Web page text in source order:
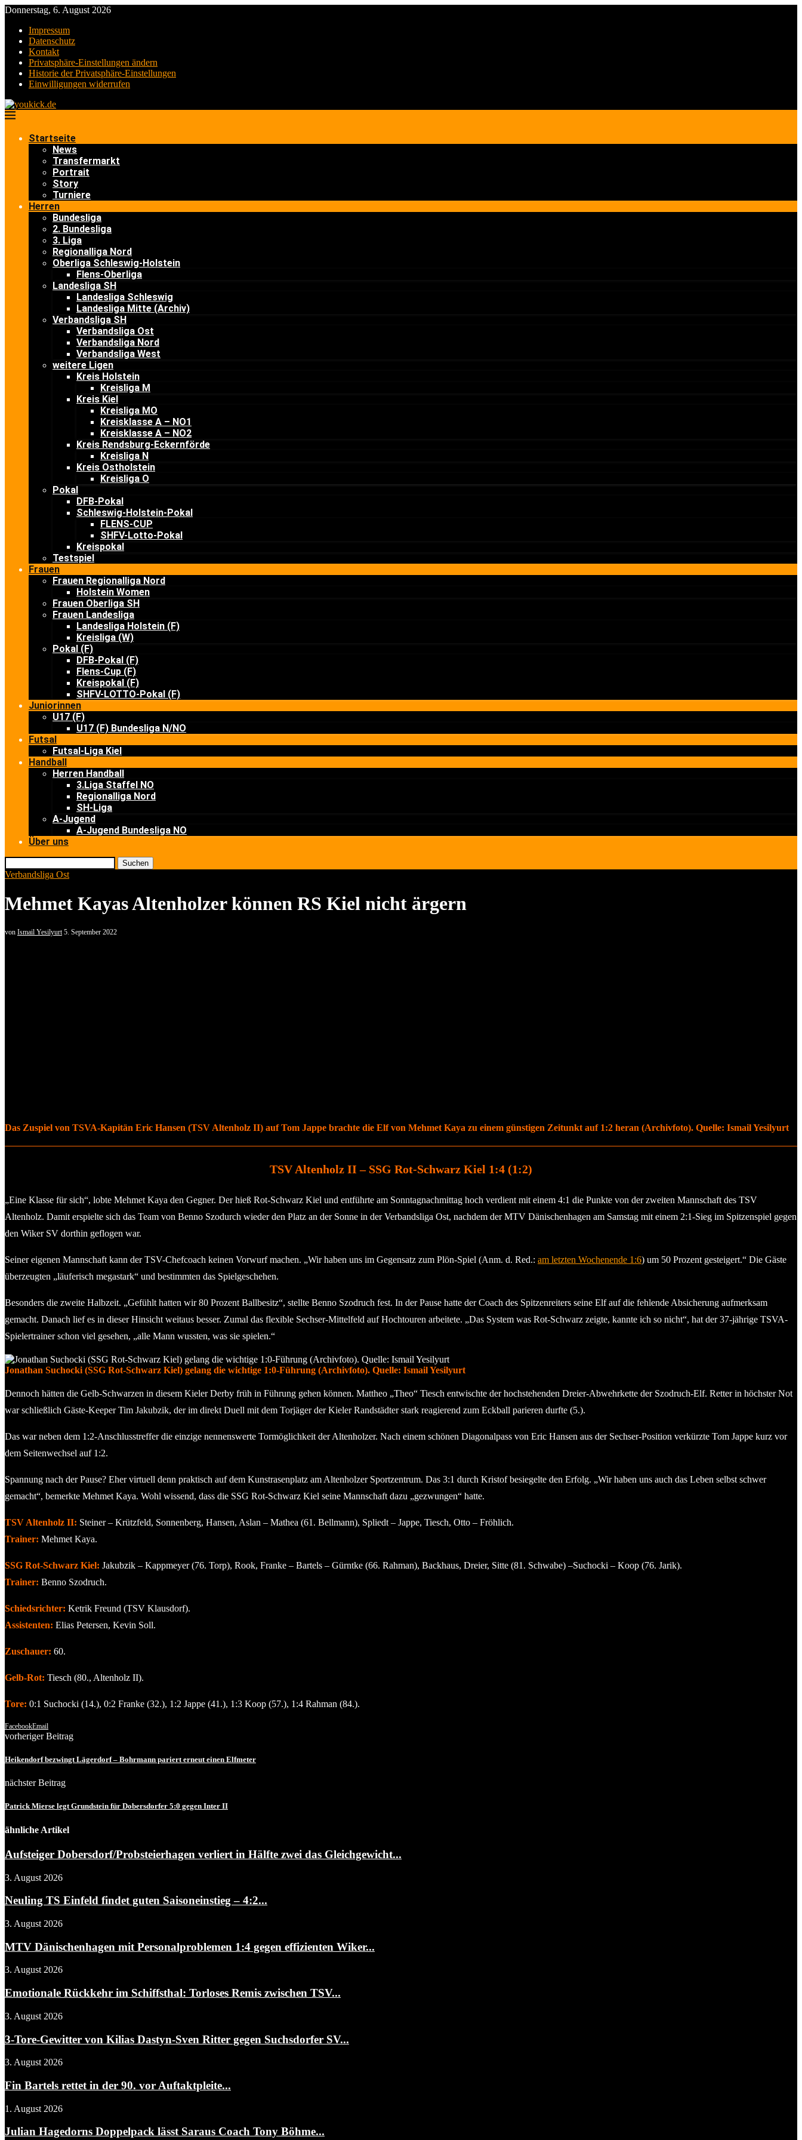
Donnerstag, 6. August 2026
Impressum
Datenschutz
Kontakt
Privatsphäre-Einstellungen ändern
Historie der Privatsphäre-Einstellungen
Einwilligungen widerrufen
Startseite
News
Transfermarkt
Portrait
Story
Turniere
Herren
Bundesliga
2. Bundesliga
3. Liga
Regionalliga Nord
Oberliga Schleswig-Holstein
Flens-Oberliga
Landesliga SH
Landesliga Schleswig
Landesliga Mitte (Archiv)
Verbandsliga SH
Verbandsliga Ost
Verbandsliga Nord
Verbandsliga West
weitere Ligen
Kreis Holstein
Kreisliga M
Kreis Kiel
Kreisliga MO
Kreisklasse A – NO1
Kreisklasse A – NO2
Kreis Rendsburg-Eckernförde
Kreisliga N
Kreis Ostholstein
Kreisliga O
Pokal
DFB-Pokal
Schleswig-Holstein-Pokal
FLENS-CUP
SHFV-Lotto-Pokal
Kreispokal
Testspiel
Frauen
Frauen Regionalliga Nord
Holstein Women
Frauen Oberliga SH
Frauen Landesliga
Landesliga Holstein (F)
Kreisliga (W)
Pokal (F)
DFB-Pokal (F)
Flens-Cup (F)
Kreispokal (F)
SHFV-LOTTO-Pokal (F)
Juniorinnen
U17 (F)
U17 (F) Bundesliga N/NO
Futsal
Futsal-Liga Kiel
Handball
Herren Handball
3.Liga Staffel NO
Regionalliga Nord
SH-Liga
A-Jugend
A-Jugend Bundesliga NO
Über uns
Suchen
Verbandsliga Ost
Mehmet Kayas Altenholzer können RS Kiel nicht ärgern
von Ismail Yesilyurt 5. September 2022
Das Zuspiel von TSVA-Kapitän Eric Hansen (TSV Altenholz II) auf Tom Jappe brachte die Elf von Mehmet Kaya zu einem günstigen Zeitunkt auf 1:2 heran (Archivfoto). Quelle: Ismail Yesilyurt
TSV Altenholz II – SSG Rot-Schwarz Kiel 1:4 (1:2)
„Eine Klasse für sich“, lobte Mehmet Kaya den Gegner. Der hieß Rot-Schwarz Kiel und entführte am Sonntagnachmittag hoch verdient mit einem 4:1 die Punkte von der zweiten Mannschaft des TSV
Altenholz. Damit erspielte sich das Team von Benno Szodurch wieder den Platz an der Sonne in der Verbandsliga Ost, nachdem der MTV Dänischenhagen am Samstag mit einem 2:1-Sieg im Spitzenspiel gegen
den Wiker SV dorthin geflogen war.
Seiner eigenen Mannschaft kann der TSV-Chefcoach keinen Vorwurf machen. „Wir haben uns im Gegensatz zum Plön-Spiel (Anm. d. Red.: am letzten Wochenende 1:6) um 50 Prozent gesteigert.“ Die Gäste
überzeugten „läuferisch megastark“ und bestimmten das Spielgeschehen.
Besonders die zweite Halbzeit. „Gefühlt hatten wir 80 Prozent Ballbesitz“, stellte Benno Szodruch fest. In der Pause hatte der Coach des Spitzenreiters seine Elf auf die fehlende Absicherung aufmerksam
gemacht. Danach lief es in dieser Hinsicht weitaus besser. Zumal das flexible Sechser-Mittelfeld auf Hochtouren arbeitete. „Das System was Rot-Schwarz zeigte, kannte ich so nicht“, hat der 37-jährige TSVA-
Spielertrainer schon viel gesehen, „alle Mann wussten, was sie spielen.“
Jonathan Suchocki (SSG Rot-Schwarz Kiel) gelang die wichtige 1:0-Führung (Archivfoto). Quelle: Ismail Yesilyurt
Dennoch hätten die Gelb-Schwarzen in diesem Kieler Derby früh in Führung gehen können. Mattheo „Theo“ Tiesch entwischte der hochstehenden Dreier-Abwehrkette der Szodruch-Elf. Retter in höchster Not
war schließlich Gäste-Keeper Tim Jakubzik, der im direkt Duell mit dem Torjäger der Kieler Randstädter stark reagierend zum Eckball parieren durfte (5.).
Das war neben dem 1:2-Anschlusstreffer die einzige nennenswerte Tormöglichkeit der Altenholzer. Nach einem schönen Diagonalpass von Eric Hansen aus der Sechser-Position verkürzte Tom Jappe kurz vor
dem Seitenwechsel auf 1:2.
Spannung nach der Pause? Eher virtuell denn praktisch auf dem Kunstrasenplatz am Altenholzer Sportzentrum. Das 3:1 durch Kristof besiegelte den Erfolg. „Wir haben uns auch das Leben selbst schwer
gemacht“, bemerkte Mehmet Kaya. Wohl wissend, dass die SSG Rot-Schwarz Kiel seine Mannschaft dazu „gezwungen“ hatte.
TSV Altenholz II: Steiner – Krützfeld, Sonnenberg, Hansen, Aslan – Mathea (61. Bellmann), Spliedt – Jappe, Tiesch, Otto – Fröhlich.
Trainer: Mehmet Kaya.
SSG Rot-Schwarz Kiel: Jakubzik – Kappmeyer (76. Torp), Rook, Franke – Bartels – Gürntke (66. Rahman), Backhaus, Dreier, Sitte (81. Schwabe) –Suchocki – Koop (76. Jarik).
Trainer: Benno Szodruch.
Schiedsrichter: Ketrik Freund (TSV Klausdorf).
Assistenten: Elias Petersen, Kevin Soll.
Zuschauer: 60.
Gelb-Rot: Tiesch (80., Altenholz II).
Tore: 0:1 Suchocki (14.), 0:2 Franke (32.), 1:2 Jappe (41.), 1:3 Koop (57.), 1:4 Rahman (84.).
FacebookEmail
vorheriger Beitrag
Heikendorf bezwingt Lägerdorf – Bohrmann pariert erneut einen Elfmeter
nächster Beitrag
Patrick Mierse legt Grundstein für Dobersdorfer 5:0 gegen Inter II
ähnliche Artikel
Aufsteiger Dobersdorf/Probsteierhagen verliert in Hälfte zwei das Gleichgewicht...
3. August 2026
Neuling TS Einfeld findet guten Saisoneinstieg – 4:2...
3. August 2026
MTV Dänischenhagen mit Personalproblemen 1:4 gegen effizienten Wiker...
3. August 2026
Emotionale Rückkehr im Schiffsthal: Torloses Remis zwischen TSV...
3. August 2026
3-Tore-Gewitter von Kilias Dastyn-Sven Ritter gegen Suchsdorfer SV...
3. August 2026
Fin Bartels rettet in der 90. vor Auftaktpleite...
1. August 2026
Julian Hagedorns Doppelpack lässt Saraus Coach Tony Böhme...